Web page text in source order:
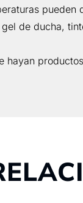
pueden
de ducha,